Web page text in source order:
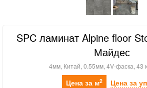
SPC ламинат Alpine floor
Майдес
4мм, Китай, 0.55мм, 4V-фаска, 43
Цена за м2 Цена за